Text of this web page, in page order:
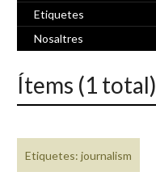
Etiquetes
Nosaltres
Ítems (1 total)
Etiquetes: journalism